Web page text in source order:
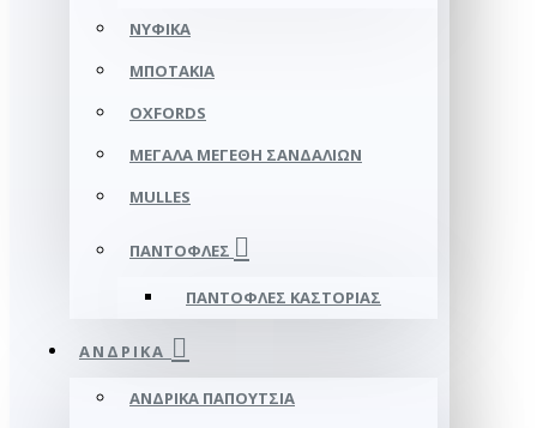
ΝΥΦΙΚΆ
ΜΠΟΤΆΚΙΑ
OXFORDS
ΜΕΓΆΛΑ ΜΕΓΈΘΗ ΣΑΝΔΑΛΙΏΝ
MULLES
ΠΑΝΤΌΦΛΕΣ
ΠΑΝΤΌΦΛΕΣ ΚΑΣΤΟΡΙΆΣ
ΑΝΔΡΙΚΆ
ΑΝΔΡΙΚΆ ΠΑΠΟΎΤΣΙΑ